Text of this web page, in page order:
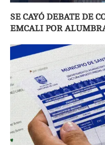
SE CAYÓ DEBATE DE
EMCALI POR